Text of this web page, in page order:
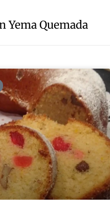
Yema Quemada